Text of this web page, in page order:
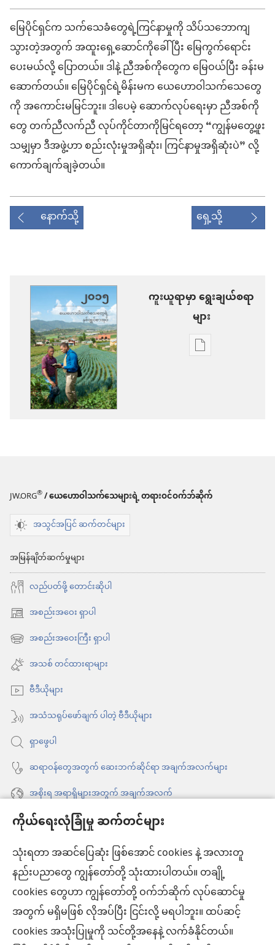
ကိုယ်ရေးလုံခြုံမှု ဆက်တင်များ
သုံးရတာ အဆင်ပြေဆုံး ဖြစ်အောင် cookies နဲ့ အလားတူ
နည်းပညာတွေ ကျွန်တော်တို့ သုံးထားပါတယ်။ တချို့
cookies တွေဟာ ကျွန်တော်တို့ ဝက်ဘ်ဆိုက် လုပ်ဆောင်မှု
အတွက် မရှိမဖြစ် လိုအပ်ပြီး ငြင်းလို့ မရပါဘူး။ ထပ်ဆင့်
cookies အသုံးပြုမှုကို သင်တို့အနေနဲ့ လက်ခံနိုင်တယ်။
မြေပိုင်ရှင်က သက်သေခံတွေရဲ့ကြင်နာမှုကို သိပ်သဘောကျ
သွားတဲ့အတွက် အထူးရှေ့ဆောင်ကိုခေါ်ပြီး မြေကွက်ရောင်း
ပေးမယ်လို့ ပြောတယ်။ ဒါနဲ့ ညီအစ်ကိုတွေက မြေဝယ်ပြီး ခန်းမ
ဆောက်တယ်။ မြေပိုင်ရှင်ရဲ့မိန်းမက ယေဟောဝါသက်သေတွေ
ကို အကောင်းမမြင်ဘူး။ ဒါပေမဲ့ ဆောက်လုပ်ရေးမှာ ညီအစ်ကို
တွေ တက်ညီလက်ညီ လုပ်ကိုင်တာကိုမြင်ရတော့ “ကျွန်မတွေ့ဖူး
သမျှမှာ ဒီအဖွဲ့ဟာ စည်းလုံးမှုအရှိဆုံး၊ ကြင်နာမှုအရှိဆုံးပဲ” လို့
ကောက်ချက်ချခဲ့တယ်။
နောက်သို့ ရှေ့သို့
ကူးယူရာမှာ ရွေးချယ်စရာ
များ
စာပေ
များ
ဝါ
JW.ORG®/ ယေဟောဝါသက်သေများရဲ့ တရားဝင်ဝက်ဘ်ဆိုက်
အသွင်အပြင် ဆက်တင်များ
အမြန်ချိတ်ဆက်မှုများ
လည်ပတ်ဖို့ တောင်းဆိုပါ
အစည်းအဝေး ရှာပါ
(window
အသစ်
င့်
နေ
ပါ
တယ်)
အစည်းအဝေးကြီး ရှာပါ
(window
အသစ်
င့်
နေ
ပါ
တယ်)
အသစ် တင်ထားရာများ
ဗီဒီယိုများ
အသံသရုပ်ဖော်ချက် ပါတဲ့ ဗီဒီယိုများ
ရှာဖွေပါ
ဆရာဝန်တွေအတွက် ဆေးဘက်ဆိုင်ရာ အချက်အလက်များ
အစိုးရ အရာရှိများအတွက် အချက်အလက်
အကူအညီ
အလှူငွေ
(window
အသစ်
ဖွ
င့်
နေ
ပါ
ကင်းမျှော်စင် အွန်လိုင်းစာကြည့်တိုက်™
(window
အသစ်
ဖွ
JW Hub®
(window